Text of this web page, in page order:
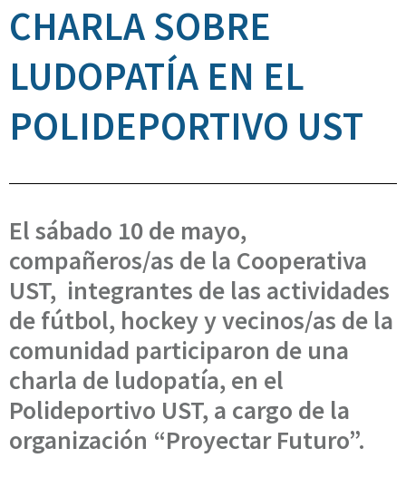
CHARLA SOBRE
LUDOPATÍA EN EL
POLIDEPORTIVO UST
El sábado 10 de mayo,
compañeros/as de la Cooperativa
UST, integrantes de las actividades
de fútbol, hockey y vecinos/as de la
comunidad participaron de una
charla de ludopatía, en el
Polideportivo UST, a cargo de la
organización “Proyectar Futuro”.